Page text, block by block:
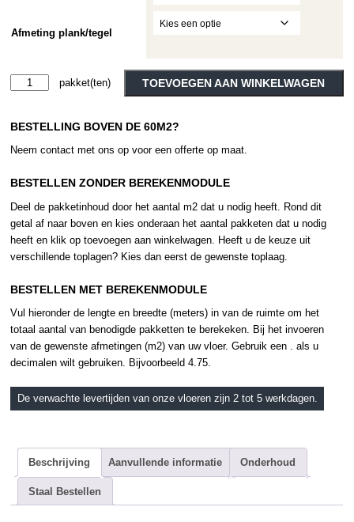
Afmeting plank/tegel
Moduleo
46919
aantal
TOEVOEGEN AAN WINKELWAGEN
BESTELLING BOVEN DE 60M2?
Neem contact met ons op voor een offerte op maat.
BESTELLEN ZONDER BEREKENMODULE
Deel de pakketinhoud door het aantal m2 dat u nodig heeft. Rond dit
getal af naar boven en kies onderaan het aantal pakketen dat u nodig
heeft en klik op toevoegen aan winkelwagen. Heeft u de keuze uit
verschillende toplagen? Kies dan eerst de gewenste toplaag.
BESTELLEN MET BEREKENMODULE
Vul hieronder de lengte en breedte (meters) in van de ruimte om het
totaal aantal van benodigde pakketten te berekeken. Bij het invoeren
van de gewenste afmetingen (m2) van uw vloer. Gebruik een . als u
decimalen wilt gebruiken. Bijvoorbeeld 4.75.
De verwachte levertijden van onze vloeren zijn 2 tot 5 werkdagen.
Beschrijving Aanvullende informatie Onderhoud
Staal Bestellen